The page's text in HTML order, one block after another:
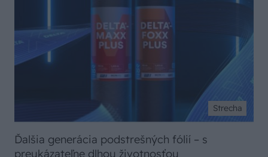
Strecha
Ďalšia generácia podstrešných fólií – s
preukázateľne dlhou životnosťou